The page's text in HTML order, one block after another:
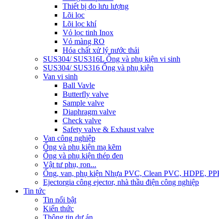
Thiết bị đo lưu lượng
Lõi lọc
Lõi lọc khí
Vỏ lọc tinh Inox
Vỏ màng RO
Hóa chất xử lý nước thải
SUS304/ SUS316L Ống và phụ kiện vi sinh
SUS304/ SUS316 Ống và phụ kiện
Van vi sinh
Ball Vavle
Butterfly valve
Sample valve
Diaphragm valve
Check valve
Safety valve & Exhaust valve
Van công nghiệp
Ống và phụ kiện mạ kẽm
Ống và phụ kiện thép đen
Vật tư phụ, ron...
Ống, van, phụ kiện Nhựa PVC, Clean PVC, HDPE,
Ejectorgia công ejector, nhà thầu điện công nghiệp
Tin tức
Tin nổi bật
Kiến thức
Thông tin dự án